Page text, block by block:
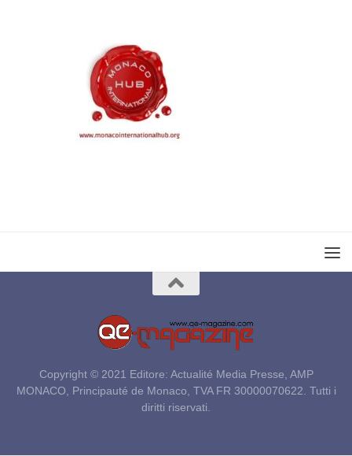
Copyright © 2021 Editore: Actualité Media Presse, AMP
MONACO, Principauté de Monaco, TVA FR 30000070622. Tutti i
diritti riservati.